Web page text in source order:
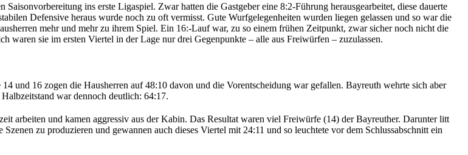
ins erste Ligaspiel. Zwar hatten die Gastgeber eine 8:2-Führung herausgearbeitet, diese dauerte
Defensive heraus wurde noch zu oft vermisst. Gute Wurfgelegenheiten wurden liegen gelassen und so war die
mehr und mehr zu ihrem Spiel. Ein 16:-Lauf war, zu so einem frühen Zeitpunkt, zwar sicher noch nicht die
waren sie im ersten Viertel in der Lage nur drei Gegenpunkte – alle aus Freiwürfen – zuzulassen.
und 16 zogen die Hausherren auf 48:10 davon und die Vorentscheidung war gefallen. Bayreuth wehrte sich aber
war dennoch deutlich: 64:17.
arbeiten und kamen aggressiv aus der Kabin. Das Resultat waren viel Freiwürfe (14) der Bayreuther. Darunter litt
zu produzieren und gewannen auch dieses Viertel mit 24:11 und so leuchtete vor dem Schlussabschnitt ein